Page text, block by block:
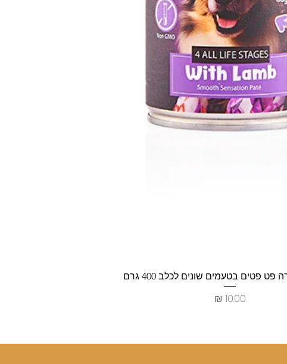
פט פטים בטעמים שונים לכלב 400 גרם
מחיר